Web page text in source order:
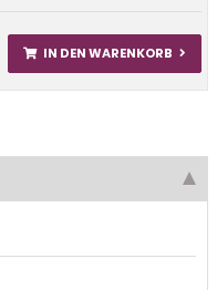
IN DEN WARENKORB